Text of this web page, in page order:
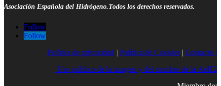
Asociación Española del Hidrógeno.Todos los derechos reservados.
Follow
Follow
Política de privacidad | Política de Cookies | Contacto |
Uso público de la imagen y del nombre de la AeH2